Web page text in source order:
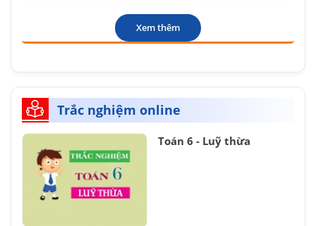
Xem thêm
Trắc nghiệm online
Toán 6 - Luỹ thừa